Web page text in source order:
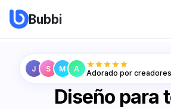
Bubbi
J S M A Adorado por
Diseño para